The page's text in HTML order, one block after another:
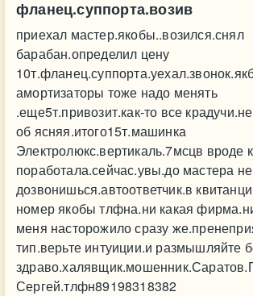
фланец.суппорта.возив
приехал мастер.якобы..возился.снял
барабан.определил цену
амортизаторы тоже надо менять
.еще5т.привозит.как-то все
об ясняя.итого15т.машинка
Электролюкс.вертикаль.7мсцв вроде
поработала.сейчас.увы.до мастера не
дозвонишься.автоответчик.в
номер якобы тлфна.ни какая
меня насторожило сразу
тип.верьте интуиции.и размышляйте
Сергей.тлфн89198318382